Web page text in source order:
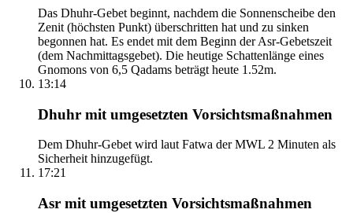
Das Dhuhr-Gebet beginnt, nachdem die Sonnenscheibe den
Zenit (höchsten Punkt) überschritten hat und zu sinken
begonnen hat. Es endet mit dem Beginn der Asr-Gebetszeit
(dem Nachmittagsgebet). Die heutige Schattenlänge eines
Gnomons von 6,5 Qadams beträgt heute 1.52m.
13:14
Dhuhr mit umgesetzten Vorsichtsmaßnahmen
Dem Dhuhr-Gebet wird laut Fatwa der MWL 2 Minuten als
Sicherheit hinzugefügt.
17:21
Asr mit umgesetzten Vorsichtsmaßnahmen